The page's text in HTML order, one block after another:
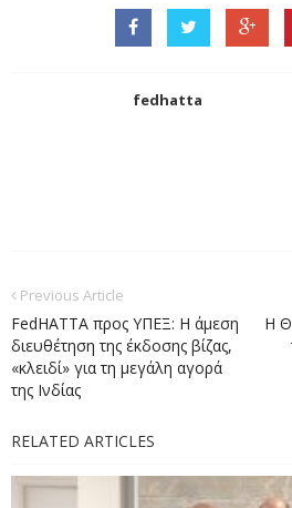
fedhatta
Previous Article
FedHATTA προς ΥΠΕΞ: Η άμεση
διευθέτηση της έκδοσης βίζας,
«κλειδί» για τη μεγάλη αγορά
της Ινδίας
Η
RELATED ARTICLES